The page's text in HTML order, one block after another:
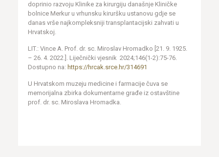
doprinio razvoju Klinike za kirurgiju današnje Kliničke
bolnice Merkur u vrhunsku kiruršku ustanovu gdje se
danas vrše najkompleksniji transplantacijski zahvati u
Hrvatskoj.
LIT.: Vince A. Prof. dr. sc. Miroslav Hromadko [21. 9. 1925.
– 26. 4. 2022.]. Liječnički vjesnik 2024;146(1-2):75-76.
Dostupno na: https://hrcak.srce.hr/314691
U Hrvatskom muzeju medicine i farmacije čuva se
memorijalna zbirka dokumentarne građe iz ostavštine
prof. dr. sc. Miroslava Hromadka.